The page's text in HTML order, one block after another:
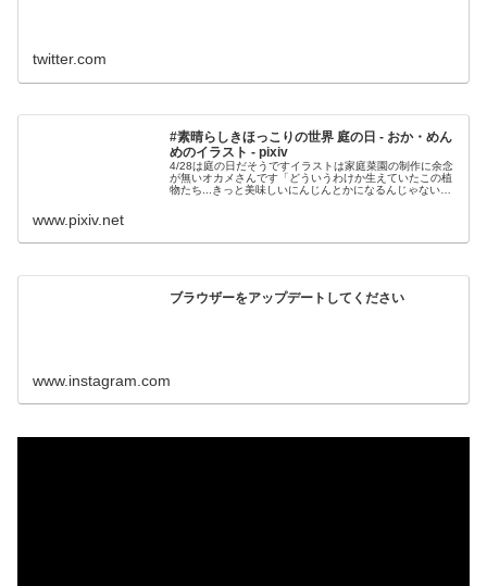
twitter.com
#素晴らしきほっこりの世界 庭の日 - おか・めん
めのイラスト - pixiv
4/28は庭の日だそうですイラストは家庭菜園の制作に余念
が無いオカメさんです「どういうわけか生えていたこの植
物たち...きっと美味しいにんじんとかになるんじゃないか
www.pixiv.net
ブラウザーをアップデートしてください
www.instagram.com